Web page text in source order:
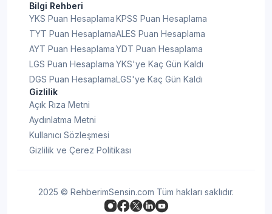
Bilgi Rehberi
YKS Puan Hesaplama
TYT Puan Hesaplama
AYT Puan Hesaplama
LGS Puan Hesaplama
DGS Puan Hesaplama
KPSS Puan Hesaplama
ALES Puan Hesaplama
YDT Puan Hesaplama
YKS'ye Kaç Gün Kaldı
LGS'ye Kaç Gün Kaldı
Gizlilik
Açık Rıza Metni
Aydınlatma Metni
Kullanıcı Sözleşmesi
Gizlilik ve Çerez Politikası
2025 © RehberimSensin.com Tüm hakları saklıdır.